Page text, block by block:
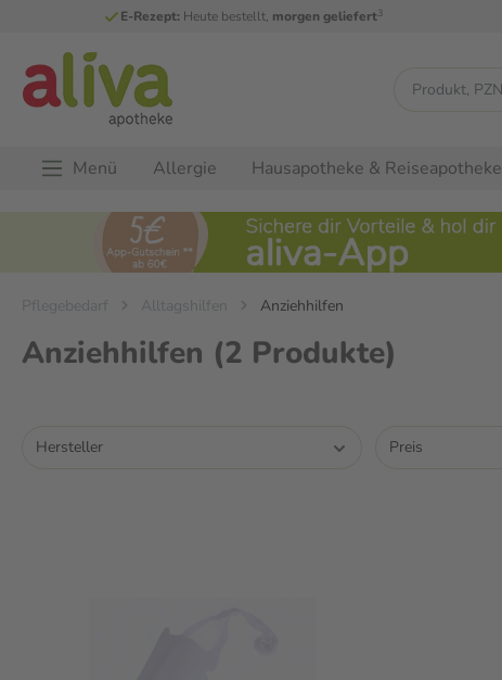
E-Rezept: Heute bestellt, morgen geliefert3
Menü Allergie Hausapotheke & Reiseapotheke
Pflegebedarf Alltagshilfen Anziehhilfen
Anziehhilfen (2 Produkte)
Hersteller Preis